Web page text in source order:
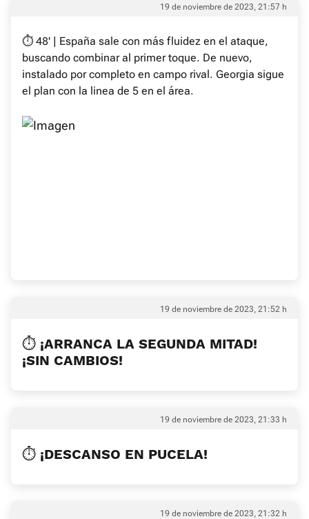
19 de noviembre de 2023, 21:57 h
⏱ 48' | España sale con más fluidez en el ataque,
buscando combinar al primer toque. De nuevo,
instalado por completo en campo rival. Georgia sigue
el plan con la linea de 5 en el área.
19 de noviembre de 2023, 21:52 h
⏱ ¡ARRANCA LA SEGUNDA MITAD!
¡SIN CAMBIOS!
19 de noviembre de 2023, 21:33 h
⏱ ¡DESCANSO EN PUCELA!
19 de noviembre de 2023, 21:32 h